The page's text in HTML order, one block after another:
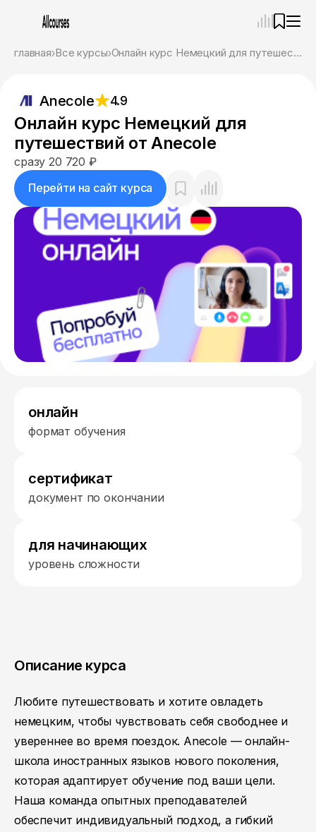
главная Все курсы Онлайн курс Немецкий для путешествий от Anecole
Anecole 4.9
Онлайн курс Немецкий для
путешествий от Anecole
сразу 20 720 ₽
Перейти на сайт курса
онлайн
формат обучения
сертификат
документ по окончании
для начинающих
уровень сложности
Описание курса
Любите путешествовать и хотите овладеть
немецким, чтобы чувствовать себя свободнее и
увереннее во время поездок. Anecole — онлайн-
школа иностранных языков нового поколения,
которая адаптирует обучение под ваши цели.
Наша команда опытных преподавателей
обеспечит индивидуальный подход, а гибкий
Привет! Я Ваш карьерный навигатор. Подберу
курсы, которые соответствует именно вашим
целям.
Пожалуйста, ответьте на несколько вопросов,
Приступим?